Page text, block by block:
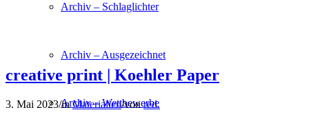
Archiv – Schlaglichter
Archiv – Ausgezeichnet
Archiv – Wettbewerbe
creative print | Koehler Paper
3. Mai 2023/inMaterialien/vonred.